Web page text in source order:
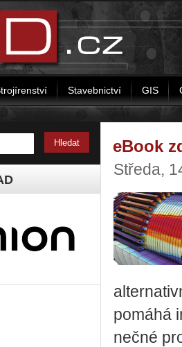
Stavebnictví GIS
eBook
Středa,
po­má­há
neč­né